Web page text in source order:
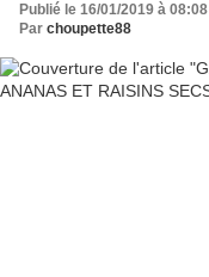
Publié le 16/01/2019 à 08:08
Par choupette88